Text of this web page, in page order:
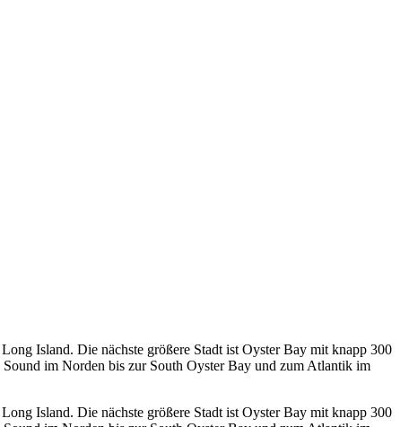
Island. Die nächste größere Stadt ist Oyster Bay mit knapp 300
im Norden bis zur South Oyster Bay und zum Atlantik im
Island. Die nächste größere Stadt ist Oyster Bay mit knapp 300